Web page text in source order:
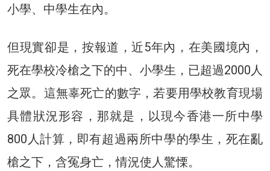
小學、中學生在內。
但現實卻是，按報道，近5年內，在美國境內，
死在學校冷槍之下的中、小學生，已超過2000人
之眾。這無辜死亡的數字，若要用學校教育現場
具體狀況形容，那就是，以現今香港一所中學
800人計算，即有超過兩所中學的學生，死在亂
槍之下，含冤身亡，情況使人驚慄。